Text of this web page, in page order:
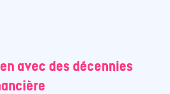
avec des décennies